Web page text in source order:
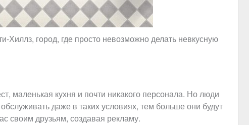
Хиллз, город, где просто невозможно делать невкусную
маленькая кухня и почти никакого персонала. Но люди
даже в таких условиях, тем больше они будут
своим друзьям, создавая рекламу.